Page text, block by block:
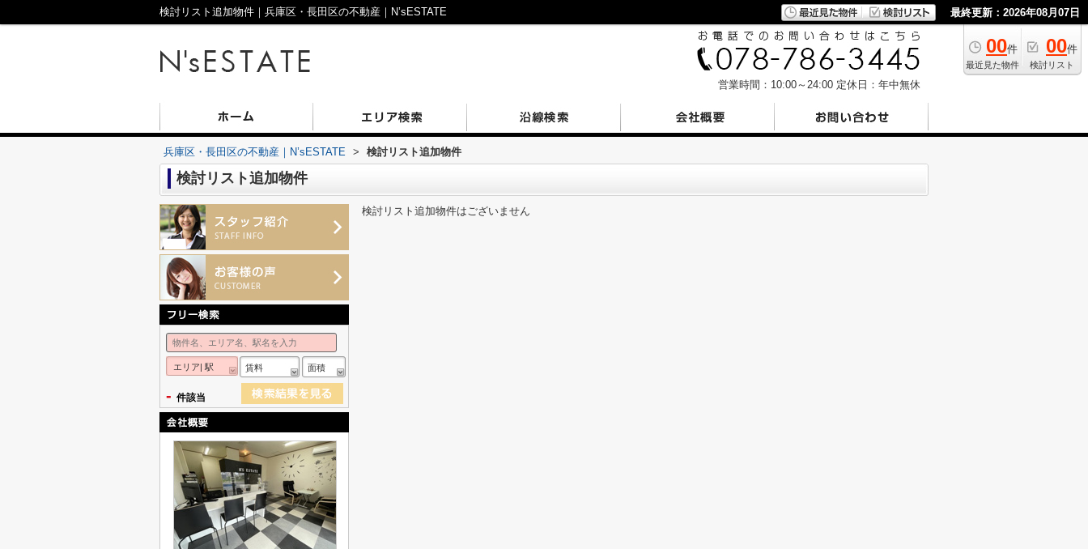
検討リスト追加物件｜兵庫区・長田区の不動産｜N’sESTATE 最終更新：2026年08月07日
00件
最近見た物件
00件
検討リスト
営業時間：10:00～24:00 定休日：年中無休
兵庫区・長田区の不動産｜N’sESTATE > 検討リスト追加物件
検討リスト追加物件
検討リスト追加物件はございません
エリア| 駅 賃料 面積
- 件該当